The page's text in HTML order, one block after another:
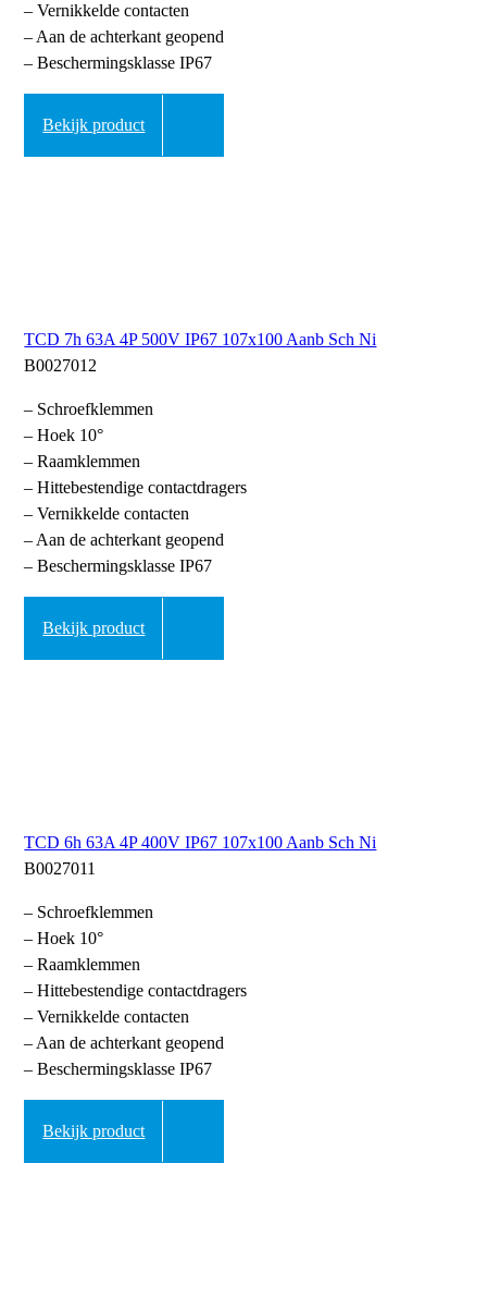
– Vernikkelde contacten
– Aan de achterkant geopend
– Beschermingsklasse IP67
Bekijk product
TCD 7h 63A 4P 500V IP67 107x100 Aanb Sch Ni
B0027012
– Schroefklemmen
– Hoek 10°
– Raamklemmen
– Hittebestendige contactdragers
– Vernikkelde contacten
– Aan de achterkant geopend
– Beschermingsklasse IP67
Bekijk product
TCD 6h 63A 4P 400V IP67 107x100 Aanb Sch Ni
B0027011
– Schroefklemmen
– Hoek 10°
– Raamklemmen
– Hittebestendige contactdragers
– Vernikkelde contacten
– Aan de achterkant geopend
– Beschermingsklasse IP67
Bekijk product